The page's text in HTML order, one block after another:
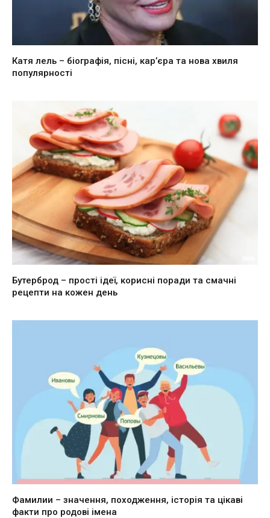
Катя лель – біографія, пісні, кар’єра та нова хвиля
популярності
Бутерброд – прості ідеї, корисні поради та смачні
рецепти на кожен день
Фамилии – значення, походження, історія та цікаві
факти про родові імена